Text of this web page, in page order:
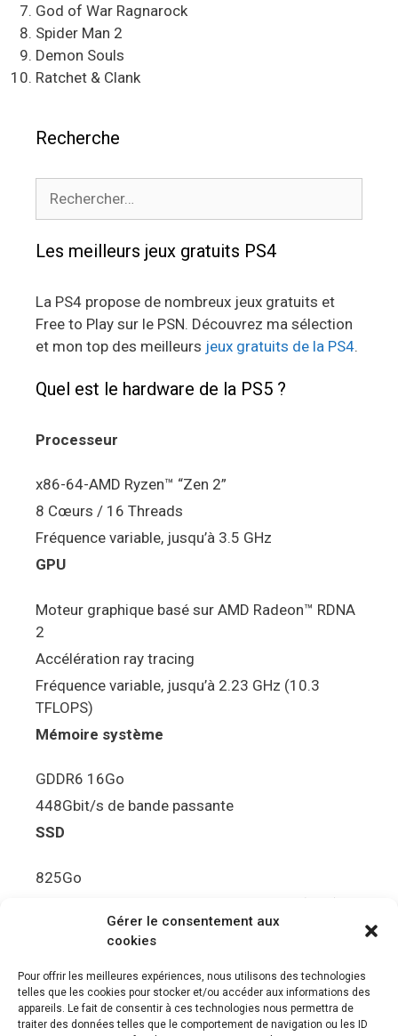
Gérer le consentement aux
cookies
Pour offrir les meilleures expériences, nous utilisons des technologies
telles que les cookies pour stocker et/ou accéder aux informations des
appareils. Le fait de consentir à ces technologies nous permettra de
traiter des données telles que le comportement de navigation ou les ID
God of War Ragnarock
Spider Man 2
Demon Souls
Ratchet & Clank
Recherche
Les meilleurs jeux gratuits PS4
La PS4 propose de nombreux jeux gratuits et
Free to Play sur le PSN. Découvrez ma sélection
et mon top des meilleurs jeux gratuits de la PS4.
Quel est le hardware de la PS5 ?
Processeur
x86-64-AMD Ryzen™ “Zen 2”
8 Cœurs / 16 Threads
Fréquence variable, jusqu’à 3.5 GHz
GPU
Moteur graphique basé sur AMD Radeon™ RDNA
2
Accélération ray tracing
Fréquence variable, jusqu’à 2.23 GHz (10.3
TFLOPS)
Mémoire système
GDDR6 16Go
448Gbit/s de bande passante
SSD
825Go
5.5Gbit/s de bande passante en lecture (Brut)
Disque de jeu PS5
Ultra HD Blu-ray™, jusqu’à 100Go/disque
Sortie vidéo